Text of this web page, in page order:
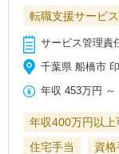
転職支援サービ
サービス管理責
千葉県 船橋市
年収 453万円 ～
年収400万円以上
住宅手当
資格